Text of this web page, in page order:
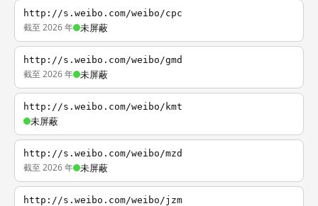
http://s.weibo.com/weibo/cpc
截至 2026 年 未屏蔽
http://s.weibo.com/weibo/gmd
截至 2026 年 未屏蔽
http://s.weibo.com/weibo/kmt
未屏蔽
http://s.weibo.com/weibo/mzd
截至 2026 年 未屏蔽
http://s.weibo.com/weibo/jzm